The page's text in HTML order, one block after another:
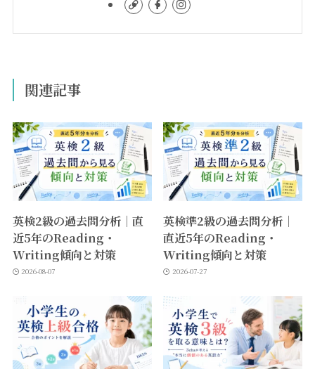
関連記事
英検2級の過去問分析｜直
近5年のReading・
Writing傾向と対策
2026-08-07
英検準2級の過去問分析｜
直近5年のReading・
Writing傾向と対策
2026-07-27